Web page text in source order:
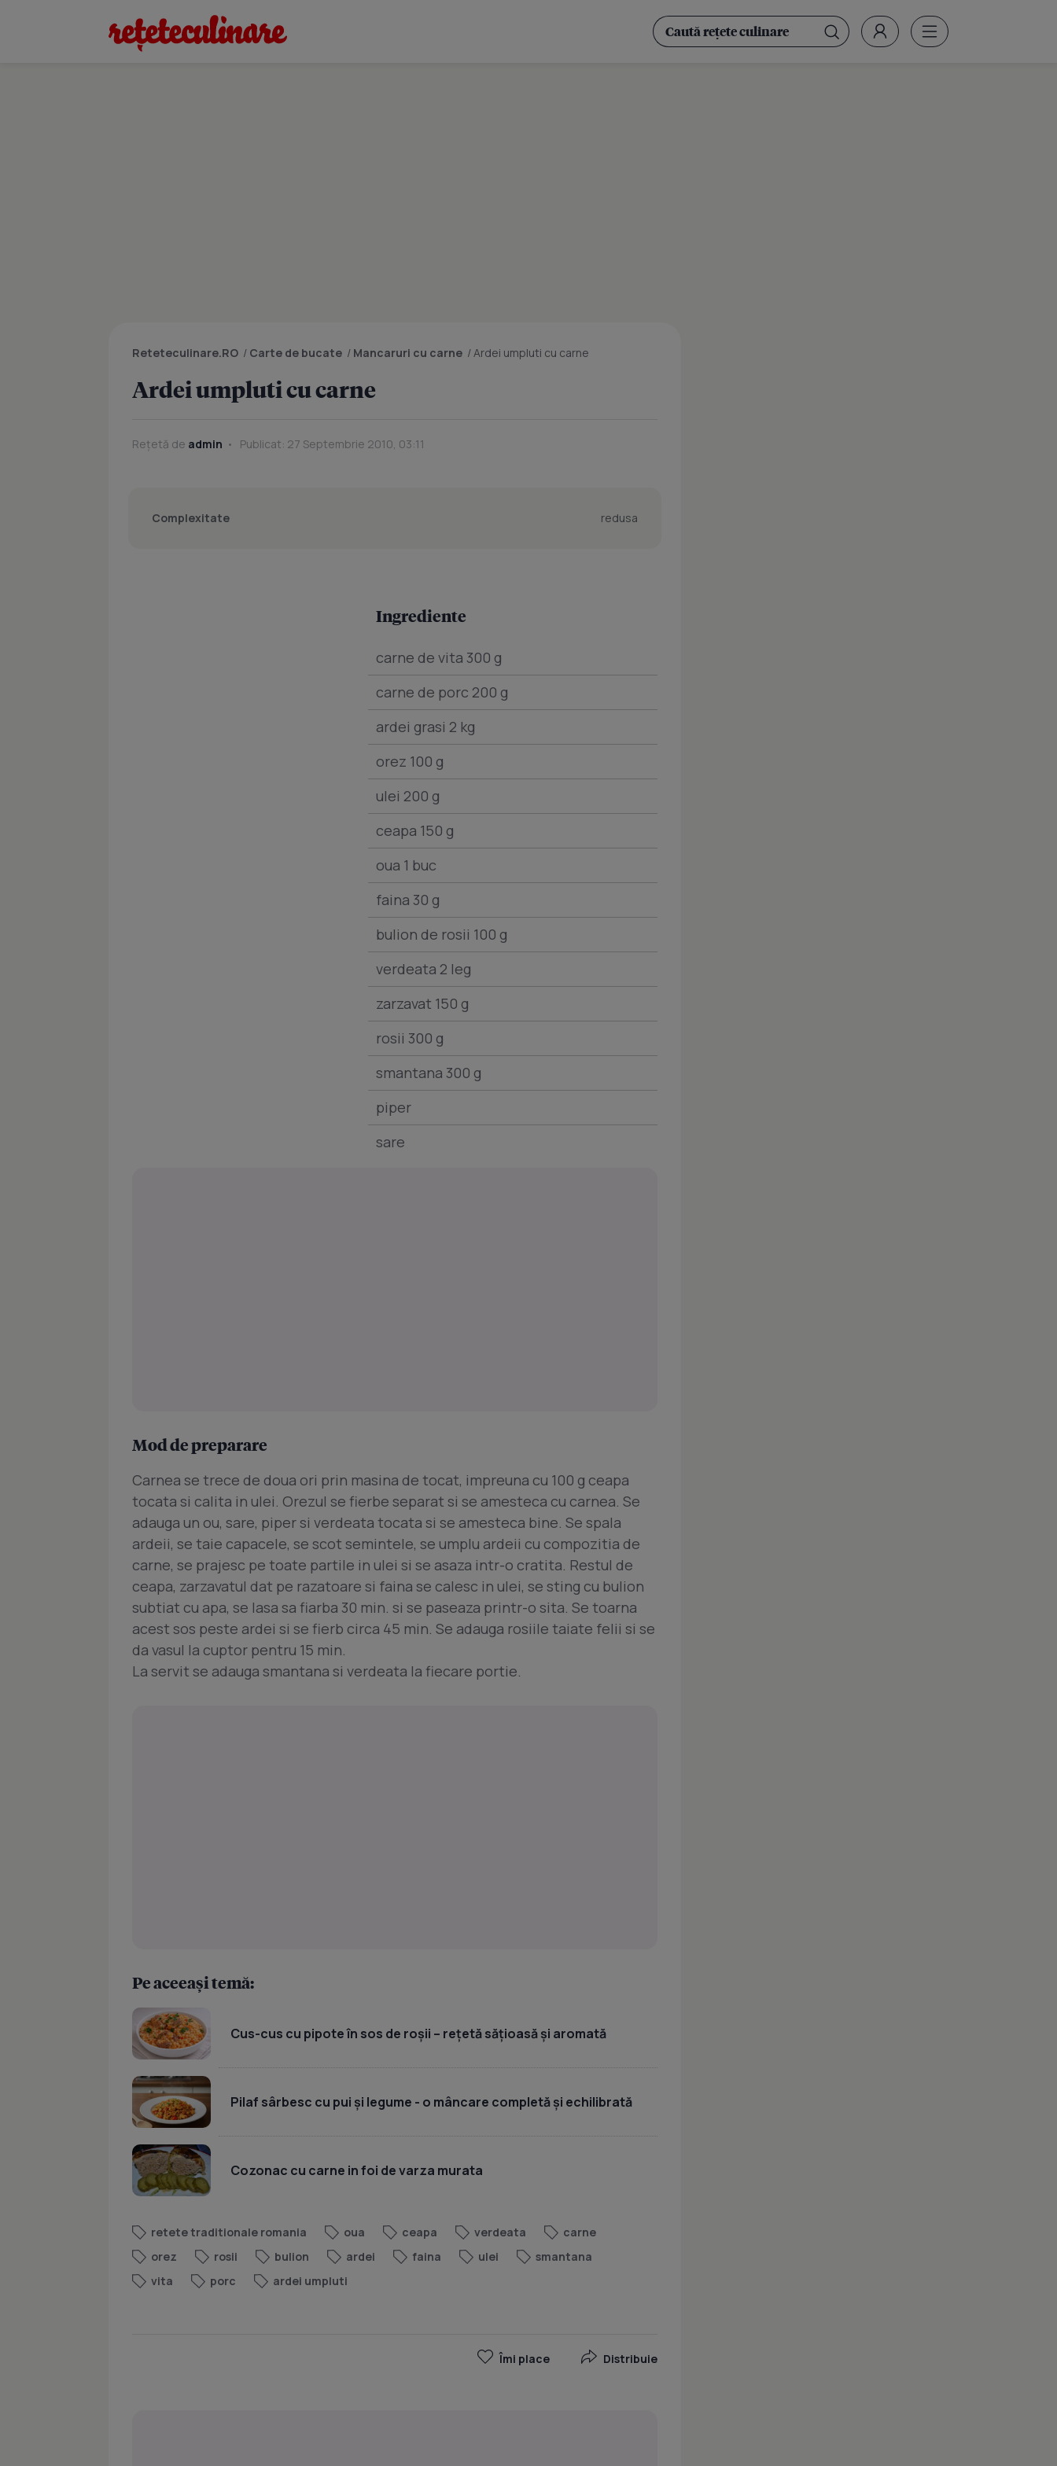
Reteteculinare.RO / Carte de bucate / Mancaruri cu carne /Ardei umpluti cu carne
Ardei umpluti cu carne
Rețetă de admin Publicat: 27 Septembrie 2010, 03:11
Complexitate redusa
Ingrediente
carne de vita 300 g
carne de porc 200 g
ardei grasi 2 kg
orez 100 g
ulei 200 g
ceapa 150 g
oua 1 buc
faina 30 g
bulion de rosii 100 g
verdeata 2 leg
zarzavat 150 g
rosii 300 g
smantana 300 g
piper
sare
Mod de preparare
Carnea se trece de doua ori prin masina de tocat, impreuna cu 100 g ceapa
tocata si calita in ulei. Orezul se fierbe separat si se amesteca cu carnea. Se
adauga un ou, sare, piper si verdeata tocata si se amesteca bine. Se spala
ardeii, se taie capacele, se scot semintele, se umplu ardeii cu compozitia de
carne, se prajesc pe toate partile in ulei si se asaza intr-o cratita. Restul de
ceapa, zarzavatul dat pe razatoare si faina se calesc in ulei, se sting cu bulion
subtiat cu apa, se lasa sa fiarba 30 min. si se paseaza printr-o sita. Se toarna
acest sos peste ardei si se fierb circa 45 min. Se adauga rosiile taiate felii si se
da vasul la cuptor pentru 15 min.
La servit se adauga smantana si verdeata la fiecare portie.
Pe aceeași temă:
Cus-cus cu pipote în sos de roșii – rețetă sățioasă și aromată
Pilaf sârbesc cu pui și legume - o mâncare completă și echilibrată
Cozonac cu carne in foi de varza murata
retete traditionale romania oua ceapa verdeata
carne
orez
rosii bulion ardei faina ulei
smantana
vita
porc ardei umpluti
Îmi place Distribuie